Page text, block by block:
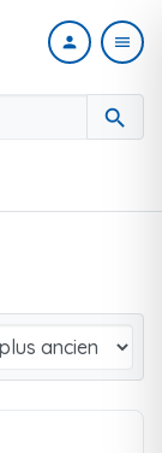
search
person menu